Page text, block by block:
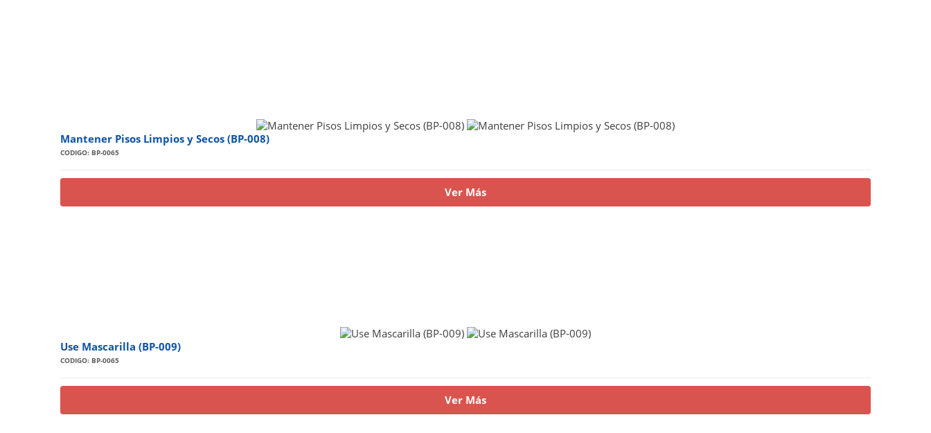
Mantener Pisos Limpios y Secos (BP-008)
CODIGO: BP-0065
Ver Más
Use Mascarilla (BP-009)
CODIGO: BP-0065
Ver Más